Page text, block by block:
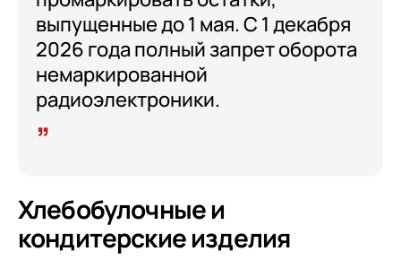
выпущенные до 1 мая. С 1 декабря
2026 года полный запрет оборота
немаркированной
радиоэлектроники.
Хлебобулочные и
кондитерские изделия